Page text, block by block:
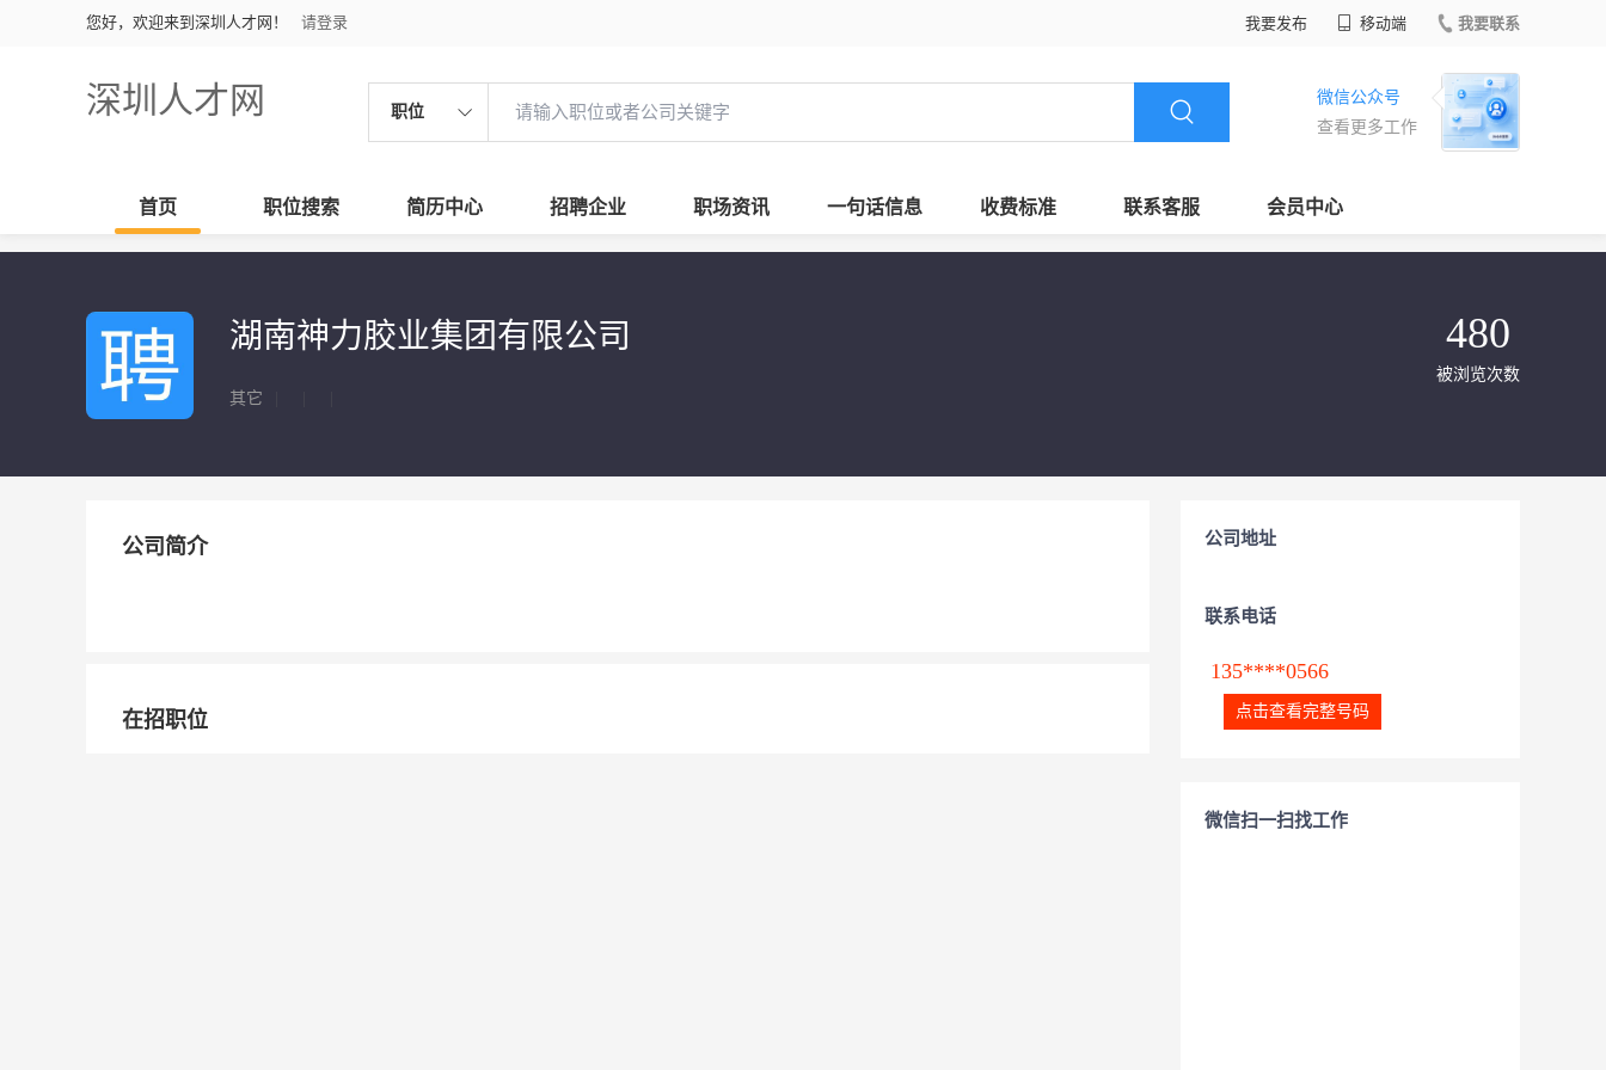
您好，欢迎来到深圳人才网！ 请登录 我要发布 移动端 我要联系
深圳人才网 职位
微信公众号
查看更多工作
首页 职位搜索 简历中心 招聘企业 职场资讯 一句话信息 收费标准 联系客服 会员中心
湖南神力胶业集团有限公司
其它
480
被浏览次数
公司简介
在招职位
公司地址
联系电话
135****0566
点击查看完整号码
微信扫一扫找工作